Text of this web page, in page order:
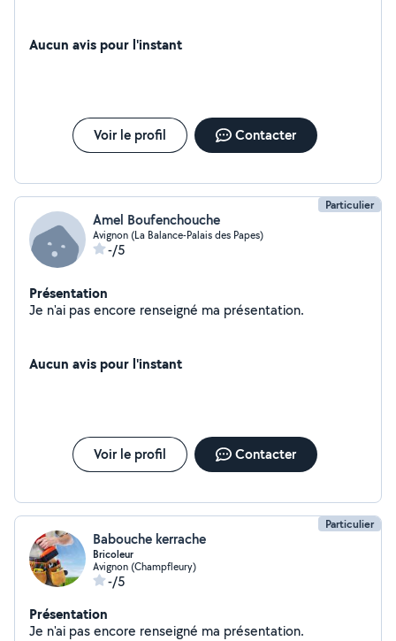
Aucun avis pour l'instant
Voir le profil Contacter
Particulier
Amel Boufenchouche
Avignon (La Balance-Palais des Papes)
-/5
Présentation
Je n'ai pas encore renseigné ma présentation.
Aucun avis pour l'instant
Voir le profil Contacter
Particulier
Babouche kerrache
Bricoleur
Avignon (Champfleury)
-/5
Présentation
Je n'ai pas encore renseigné ma présentation.